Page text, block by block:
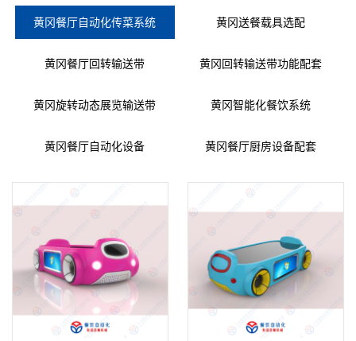
黄冈餐厅自动化传菜系统 黄冈送餐载具选配
黄冈餐厅回转输送带 黄冈回转输送带功能配套
黄冈旋转动态展览输送带 黄冈智能化餐饮系统
黄冈餐厅自动化设备 黄冈餐厅厨房设备配套